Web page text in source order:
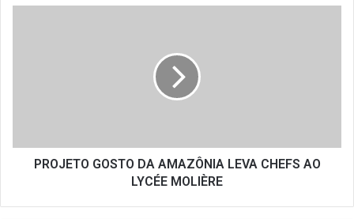
MOLIÈRE
PROJETO GOSTO DA AMAZÔNIA LEVA CHEFS AO
LYCÉE MOLIÈRE